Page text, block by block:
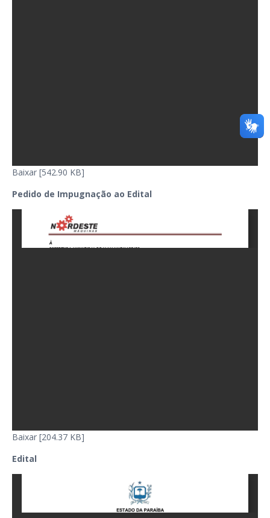
Baixar [542.90 KB]
Pedido de Impugnação ao Edital
Baixar [204.37 KB]
Edital